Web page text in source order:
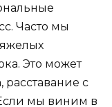
Часто мы
Это может
расставание с
мы виним в